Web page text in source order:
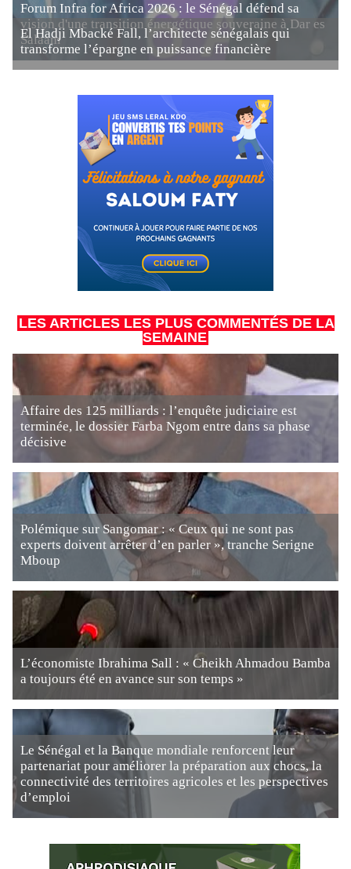
Forum Infra for Africa 2026 : le Sénégal défend sa
vision d'une transition énergétique souveraine à Dar es
Salaam
El Hadji Mbacké Fall, l’architecte sénégalais qui
transforme l’épargne en puissance financière
LES ARTICLES LES PLUS COMMENTÉS DE LA
SEMAINE
Affaire des 125 milliards : l’enquête judiciaire est
terminée, le dossier Farba Ngom entre dans sa phase
décisive
Polémique sur Sangomar : « Ceux qui ne sont pas
experts doivent arrêter d’en parler », tranche Serigne
Mboup
L’économiste Ibrahima Sall : « Cheikh Ahmadou Bamba
a toujours été en avance sur son temps »
Le Sénégal et la Banque mondiale renforcent leur
partenariat pour améliorer la préparation aux chocs, la
connectivité des territoires agricoles et les perspectives
d’emploi